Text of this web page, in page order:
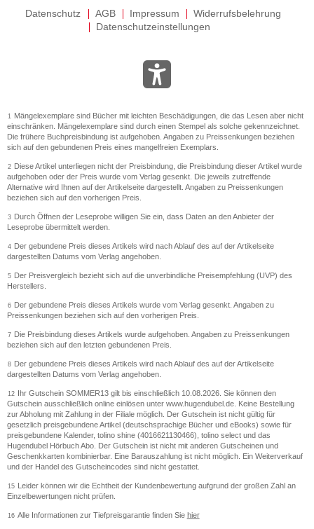
Datenschutz AGB Impressum
Widerrufsbelehrung
Datenschutzeinstellungen
1 Mängelexemplare sind Bücher mit leichten Beschädigungen, die das Lesen aber nicht
einschränken. Mängelexemplare sind durch einen Stempel als solche gekennzeichnet.
Die frühere Buchpreisbindung ist aufgehoben. Angaben zu Preissenkungen beziehen
sich auf den gebundenen Preis eines mangelfreien Exemplars.
2
Diese Artikel unterliegen nicht der Preisbindung, die Preisbindung dieser Artikel wurde
aufgehoben oder der Preis wurde vom Verlag gesenkt. Die jeweils zutreffende
Alternative wird Ihnen auf der Artikelseite dargestellt. Angaben zu Preissenkungen
beziehen sich auf den vorherigen Preis.
3
Durch Öffnen der Leseprobe willigen Sie ein, dass Daten an den Anbieter der
Leseprobe übermittelt werden.
4
Der gebundene Preis dieses Artikels wird nach Ablauf des auf der Artikelseite
dargestellten Datums vom Verlag angehoben.
5
Der Preisvergleich bezieht sich auf die unverbindliche Preisempfehlung (UVP) des
Herstellers.
6
Der gebundene Preis dieses Artikels wurde vom Verlag gesenkt. Angaben zu
Preissenkungen beziehen sich auf den vorherigen Preis.
7
Die Preisbindung dieses Artikels wurde aufgehoben. Angaben zu Preissenkungen
beziehen sich auf den letzten gebundenen Preis.
8
Der gebundene Preis dieses Artikels wird nach Ablauf des auf der Artikelseite
dargestellten Datums vom Verlag angehoben.
12
Ihr Gutschein SOMMER13 gilt bis einschließlich 10.08.2026. Sie können den
Gutschein ausschließlich online einlösen unter www.hugendubel.de. Keine Bestellung
zur Abholung mit Zahlung in der Filiale möglich. Der Gutschein ist nicht gültig für
gesetzlich preisgebundene Artikel (deutschsprachige Bücher und eBooks) sowie für
preisgebundene Kalender, tolino shine (4016621130466), tolino select und das
Hugendubel Hörbuch Abo. Der Gutschein ist nicht mit anderen Gutscheinen und
Geschenkkarten kombinierbar. Eine Barauszahlung ist nicht möglich. Ein Weiterverkauf
und der Handel des Gutscheincodes sind nicht gestattet.
15
Leider können wir die Echtheit der Kundenbewertung aufgrund der großen Zahl an
Einzelbewertungen nicht prüfen.
16 Alle Informationen zur Tiefpreisgarantie finden Sie hier